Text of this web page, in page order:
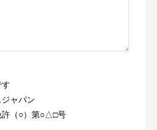
ャパン
許（○）第○△□号